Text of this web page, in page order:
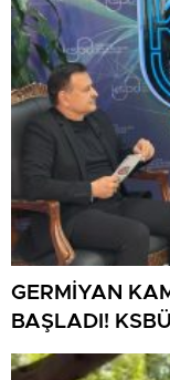
GERMİYAN
BAŞLADI!